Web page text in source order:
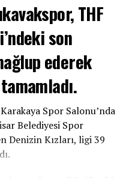
THF
son
ederek
Spor Salonu’nda
Belediyesi Spor
Denizin Kızları, ligi 39